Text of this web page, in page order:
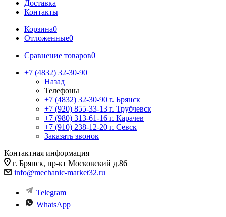
Доставка
Контакты
Корзина0
Отложенные0
Сравнение товаров0
+7 (4832) 32-30-90
Назад
Телефоны
+7 (4832) 32-30-90 г. Брянск
+7 (920) 855-33-13 г. Трубчевск
+7 (980) 313-61-16 г. Карачев
+7 (910) 238-12-20 г. Севск
Заказать звонок
Контактная информация
г. Брянск, пр-кт Московский д.86
info@mechanic-market32.ru
Telegram
WhatsApp